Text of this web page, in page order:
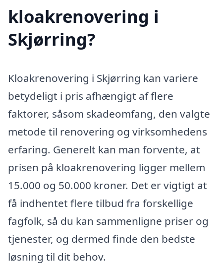
kloakrenovering i
Skjørring?
Kloakrenovering i Skjørring kan variere
betydeligt i pris afhængigt af flere
faktorer, såsom skadeomfang, den valgte
metode til renovering og virksomhedens
erfaring. Generelt kan man forvente, at
prisen på kloakrenovering ligger mellem
15.000 og 50.000 kroner. Det er vigtigt at
få indhentet flere tilbud fra forskellige
fagfolk, så du kan sammenligne priser og
tjenester, og dermed finde den bedste
løsning til dit behov.